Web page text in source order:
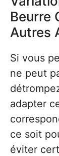
Beurre
Autres
Si vous
ne peut
adapter
ce soit
éviter